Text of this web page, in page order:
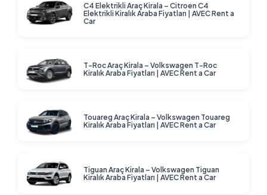
C4 Elektrikli Araç Kirala – Citroen C4
Elektrikli Kiralık Araba Fiyatları | AVEC Rent a
Car
T-Roc Araç Kirala – Volkswagen T-Roc
Kiralık Araba Fiyatları | AVEC Rent a Car
Touareg Araç Kirala – Volkswagen Touareg
Kiralık Araba Fiyatları | AVEC Rent a Car
Tiguan Araç Kirala – Volkswagen Tiguan
Kiralık Araba Fiyatları | AVEC Rent a Car